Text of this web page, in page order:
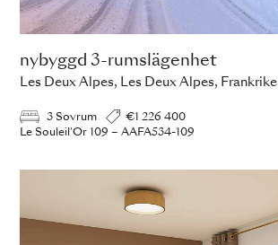
nybyggd 3-rumslägenhet
Les Deux Alpes, Les Deux Alpes, Frankrike
3 Sovrum
€1 226 400
Le Souleil'Or 109 – AAFA534-109